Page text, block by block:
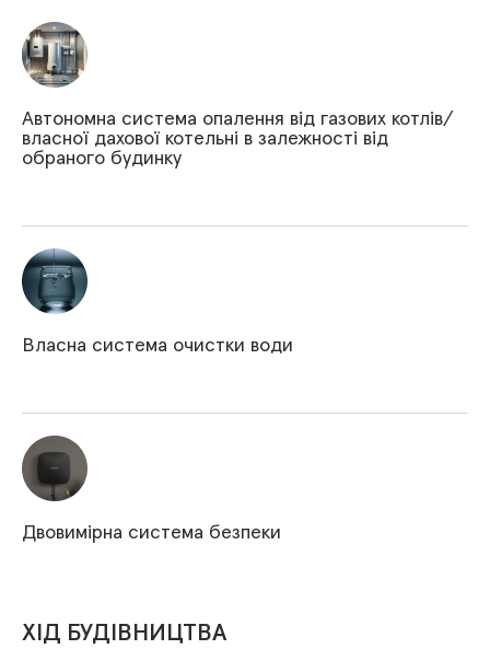
Автономна система опалення від газових котлів/
власної дахової котельні в залежності від
обраного будинку
Власна система очистки води
Двовимірна система безпеки
ХІД БУДІВНИЦТВА